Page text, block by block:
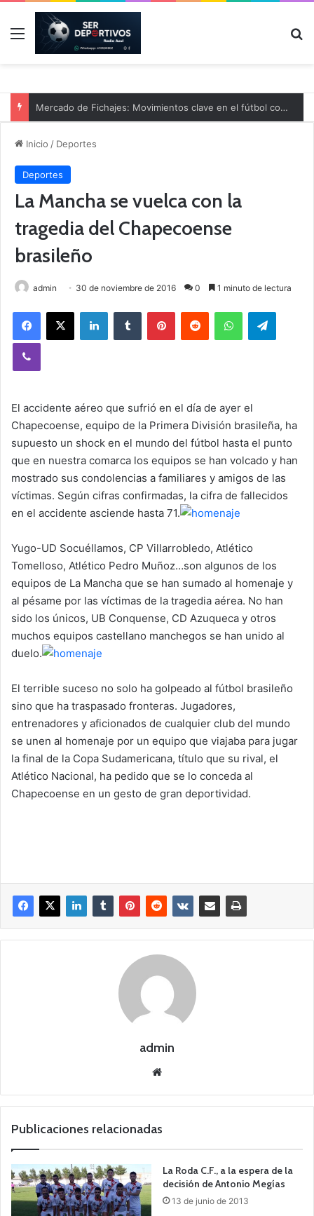
Menú
Mercado de Fichajes: Movimientos clave en el fútbol comarcal
Inicio / Deportes
Deportes
La Mancha se vuelca con la
tragedia del Chapecoense
brasileño
admin 30 de noviembre de 2016 0 1 minuto de lectura
El accidente aéreo que sufrió en el día de ayer el
Chapecoense, equipo de la Primera División brasileña, ha
supuesto un shock en el mundo del fútbol hasta el punto
que en nuestra comarca los equipos se han volcado y han
mostrado sus condolencias a familiares y amigos de las
víctimas. Según cifras confirmadas, la cifra de fallecidos
en el accidente asciende hasta 71.
Yugo-UD Socuéllamos, CP Villarrobledo, Atlético
Tomelloso, Atlético Pedro Muñoz…son algunos de los
equipos de La Mancha que se han sumado al homenaje y
al pésame por las víctimas de la tragedia aérea. No han
sido los únicos, UB Conquense, CD Azuqueca y otros
muchos equipos castellano manchegos se han unido al
duelo.
El terrible suceso no solo ha golpeado al fútbol brasileño
sino que ha traspasado fronteras. Jugadores,
entrenadores y aficionados de cualquier club del mundo
se unen al homenaje por un equipo que viajaba para jugar
la final de la Copa Sudamericana, título que su rival, el
Atlético Nacional, ha pedido que se lo conceda al
Chapecoense en un gesto de gran deportividad.
admin
we
Publicaciones relacionadas
La Roda C.F., a la espera de la
decisión de Antonio Megías
13 de junio de 2013